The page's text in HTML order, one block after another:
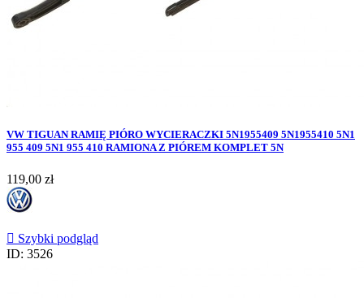
VW TIGUAN RAMIĘ PIÓRO WYCIERACZKI 5N1955409 5N1955410 5N1
955 409 5N1 955 410 RAMIONA Z PIÓREM KOMPLET 5N
Cena
119,00 zł
 Szybki podgląd
ID: 3526